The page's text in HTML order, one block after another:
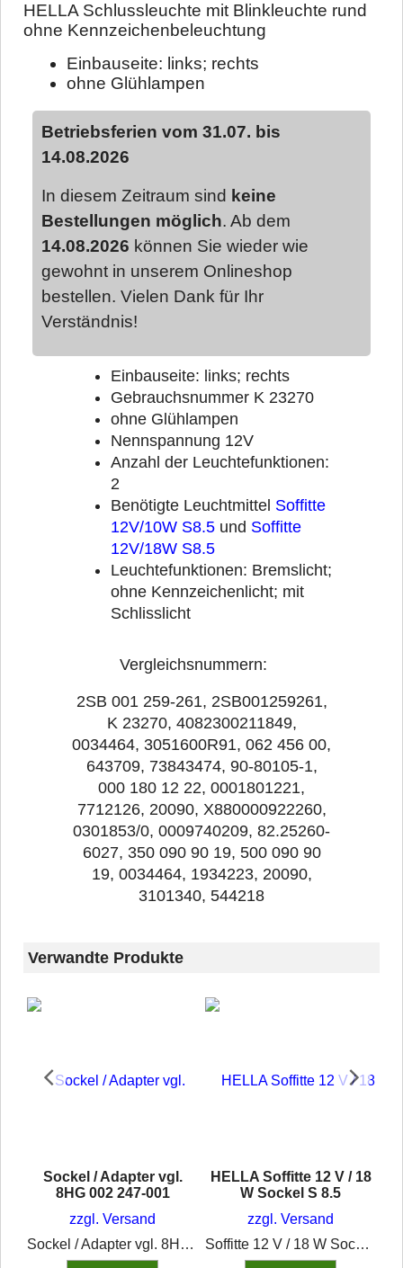
HELLA Schlussleuchte mit Blinkleuchte rund
ohne Kennzeichenbeleuchtung
Einbauseite: links; rechts
ohne Glühlampen
Betriebsferien vom 31.07. bis
14.08.2026
In diesem Zeitraum sind keine
Bestellungen möglich. Ab dem
14.08.2026 können Sie wieder wie
gewohnt in unserem Onlineshop
bestellen. Vielen Dank für Ihr
Verständnis!
Einbauseite: links; rechts
Gebrauchsnummer K 23270
ohne Glühlampen
Nennspannung 12V
Anzahl der Leuchtefunktionen:
2
Benötigte Leuchtmittel Soffitte
12V/10W S8.5 und Soffitte
12V/18W S8.5
Leuchtefunktionen: Bremslicht;
ohne Kennzeichenlicht; mit
Schlisslicht
Vergleichsnummern:
2SB 001 259-261, 2SB001259261,
K 23270, 4082300211849,
0034464, 3051600R91, 062 456 00,
643709, 73843474, 90-80105-1,
000 180 12 22, 0001801221,
7712126, 20090, X880000922260,
0301853/0, 0009740209, 82.25260-
6027, 350 090 90 19, 500 090 90
19, 0034464, 1934223, 20090,
3101340, 544218
Verwandte Produkte
Sockel / Adapter vgl.
8HG 002 247-001
zzgl. Versand
Sockel / Adapter vgl. 8HG002247001
HELLA Soffitte 12 V / 18
W Sockel S 8.5
zzgl. Versand
Soffitte 12 V / 18 W Sockel S 8.5